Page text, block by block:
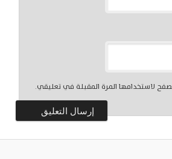
لاستخدامها المرة المقبلة في تعليقي.